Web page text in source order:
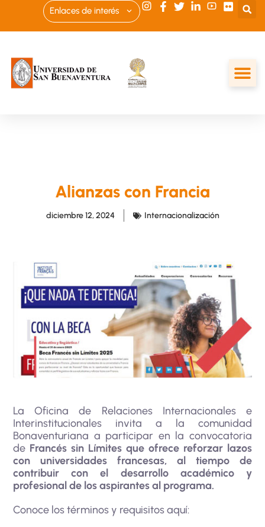
Enlaces de interés
Alianzas con Francia
diciembre 12, 2024 Internacionalización
La Oficina de Relaciones Internacionales e
Interinstitucionales invita a la comunidad
Bonaventuriana a participar en la convocatoria
de Francés sin Límites que ofrece reforzar lazos
con universidades francesas, al tiempo de
contribuir con el desarrollo académico y
profesional de los aspirantes al programa.
Conoce los términos y requisitos aquí: